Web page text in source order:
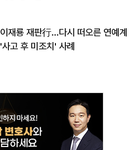
이재룡 재판行…다시 떠오른 연예계
'사고 후 미조치' 사례